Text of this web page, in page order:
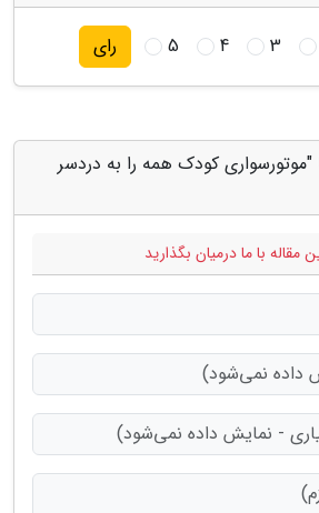
3
4
5 رای
"موتورسواری کودک همه را به دردسر
مقاله با ما درمیان بگذارید